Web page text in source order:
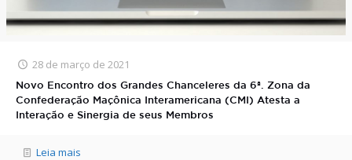
28 de março de 2021
Novo Encontro dos Grandes Chanceleres da 6ª. Zona da
Confederação Maçônica Interamericana (CMI) Atesta a
Interação e Sinergia de seus Membros
Leia mais